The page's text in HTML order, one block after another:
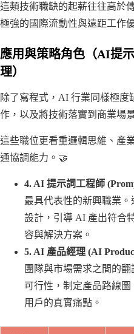
這類技術職缺的起薪往往高於
極強的國際流動性與遠距工作
應用與策略角色（AI提
理）
除了寫程式，AI 行業同樣極度
作，以及將技術落實到商業場
這些職位更看重邏輯思維、產
通協調能力。🤝
4. AI 提示詞工程師
最具代表性的新興職業
設計，引導 AI 產出符合
容與解決方案。
5. AI 產品經理 (AI
團隊與市場需求之間的
可行性，制定產品路線
用戶的真實痛點。